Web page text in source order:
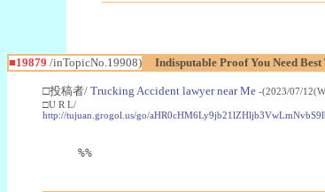
■19879 /inTopicNo.19908) Indisputable Proof You Need
□投稿者/ Trucking Accident lawyer near Me -(2023/07/
□U R L/
http://tujuan.grogol.us/go/
%%